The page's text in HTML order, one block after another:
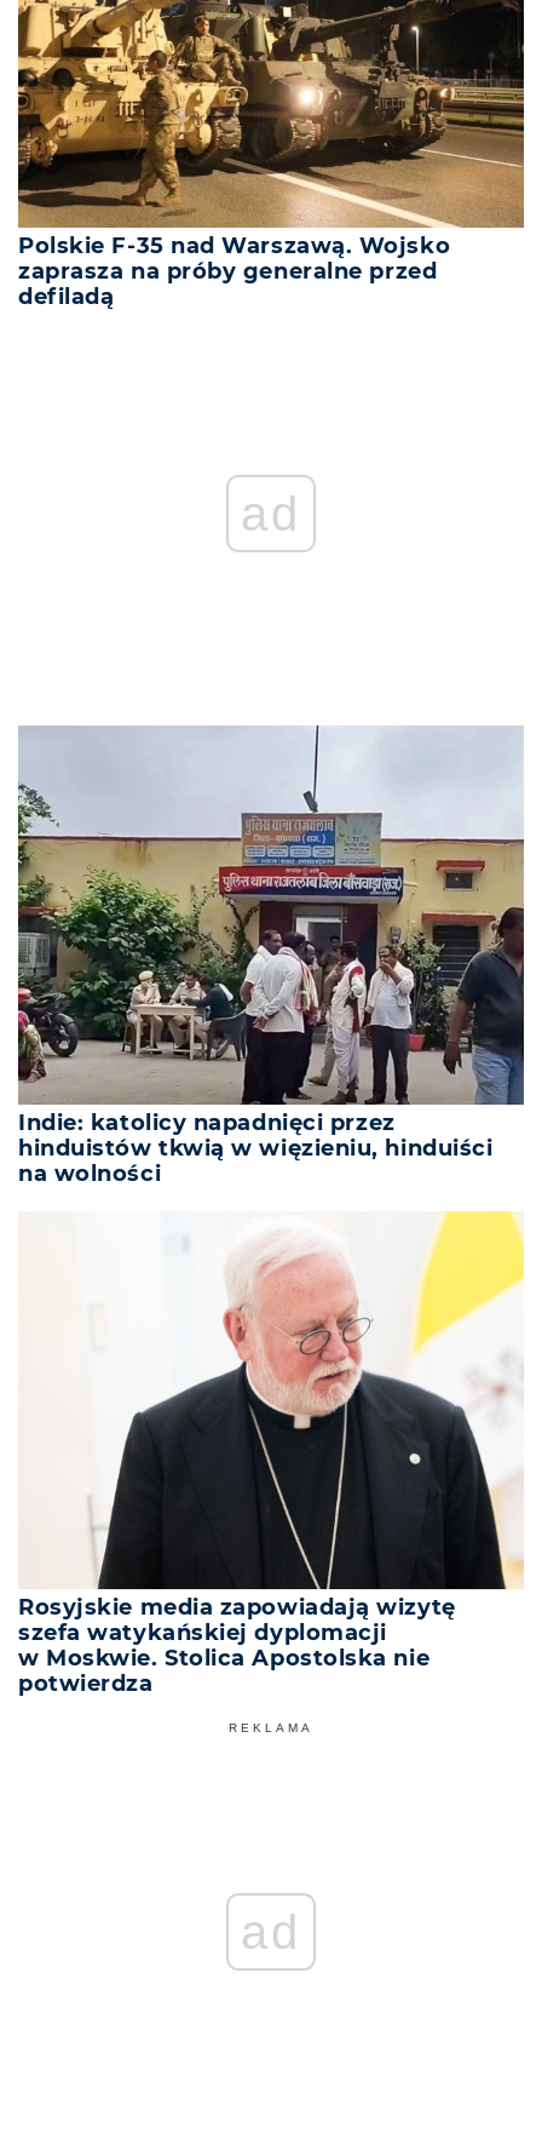
Polskie F-35 nad Warszawą. Wojsko
zaprasza na próby generalne przed
defiladą
ad
Indie: katolicy napadnięci przez
hinduistów tkwią w więzieniu, hinduiści
na wolności
Rosyjskie media zapowiadają wizytę
szefa watykańskiej dyplomacji
w Moskwie. Stolica Apostolska nie
potwierdza
REKLAMA
ad